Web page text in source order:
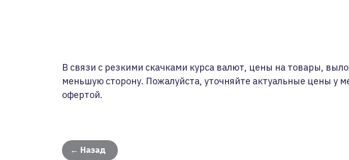
В связи с резкими скачками курса валют, цены на товары,
меньшую сторону. Пожалуйста, уточняйте актуальные цены
офертой.
← Назад